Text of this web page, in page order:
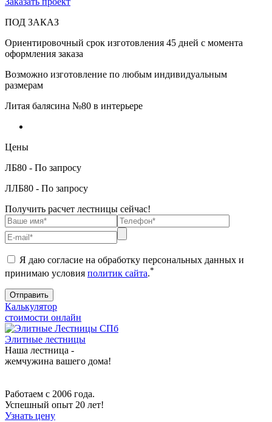
ПОД ЗАКАЗ
Ориентировочный срок изготовления 45 дней с момента
оформления заказа
Возможно изготовление по любым индивидуальным
размерам
Литая балясина №80 в интерьере
Цены
ЛБ80 - По запросу
ЛЛБ80 - По запросу
Получить расчет лестницы сейчас!
Я даю согласие на обработку персональных данных и
принимаю условия политик сайта.*
Калькулятор
стоимости онлайн
Элитные лестницы
Наша лестница -
жемчужина вашего дома!
Работаем с 2006 года.
Успешный опыт 20 лет!
Узнать цену